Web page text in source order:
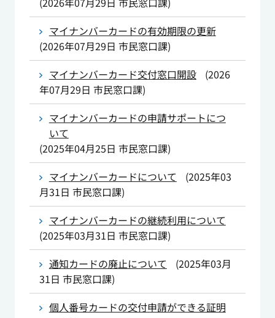
マイナンバーカードの有効期限の更新
(2026年07月29日 市民窓口課)
マイナンバーカード交付窓口開設
(2026
年07月29日 市民窓口課)
マイナンバーカードの申請サポートにつ
いて
(2025年04月25日 市民窓口課)
マイナンバーカードについて
(2025年03
月31日 市民窓口課)
マイナンバーカードの継続利用について
(2025年03月31日 市民窓口課)
通知カードの廃止について
(2025年03月
31日 市民窓口課)
個人番号カードの交付申請ができる証明